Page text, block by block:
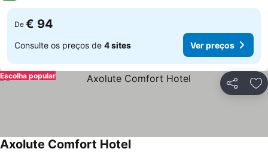
De € 94
Consulte os preços de 4 sites Ver preços
Partilhar
Escolha popular
Axolute Comfort Hotel